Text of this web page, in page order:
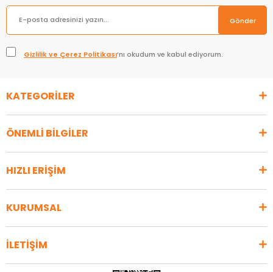
Gönder
Gizlilik ve Çerez Politikası’nı okudum ve kabul ediyorum.
KATEGORİLER
ÖNEMLİ BİLGİLER
HIZLI ERİŞİM
KURUMSAL
İLETİŞİM